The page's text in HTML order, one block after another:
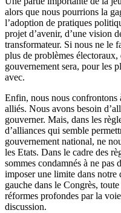
alors que nous pourrions la
l’adoption de pratiques
projet d’avenir, d’une vision
transformateur. Si nous ne le
plus de problèmes électoraux,
gouvernement sera, pour les
avec.
Enfin, nous nous confrontons
alliés. Nous avons besoin
gouverner. Mais, dans les
d’alliances qui semble
gouvernement national, ne
les Etats. Dans le cadre des
sommes condamnés à ne pas
imposer une limite dans notre
gauche dans le Congrès,
réformes profondes par la
discussion.